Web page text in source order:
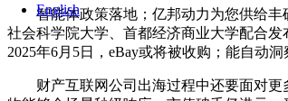
English
智能体政策落地；亿邦动力为您供给丰
社会科学院大学、首都经济商业大学配合
2025年6月5日，eBay或将被收购；能自动
财产互联网公司出海过程中还要面对更